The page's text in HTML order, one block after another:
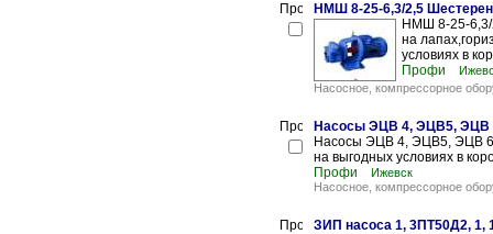
НМШ 8-25-6,3/2,5
НМШ 8-25-6,3/
на
условиях в
Профи
Насосное, компрессорное
Насосы ЭЦВ 4, ЭЦВ5,
Насосы ЭЦВ 4, ЭЦВ5, ЭЦВ
на выгодных условиях в
Профи
Ижевск
Насосное, компрессорное
ЗИП насоса 1, 3ПТ50Д2, 1,